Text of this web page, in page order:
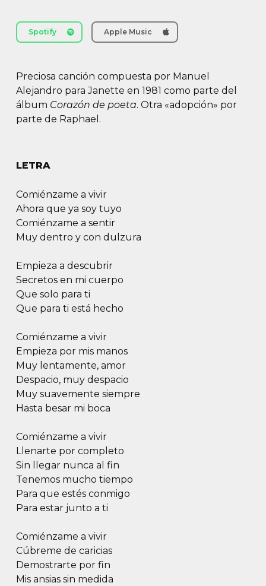
Preciosa canción compuesta por Manuel
Alejandro para Janette en 1981 como parte del
álbum Corazón de poeta. Otra «adopción» por
parte de Raphael.
LETRA
Comiénzame a vivir
Ahora que ya soy tuyo
Comiénzame a sentir
Muy dentro y con dulzura
Empieza a descubrir
Secretos en mi cuerpo
Que solo para ti
Que para ti está hecho
Comiénzame a vivir
Empieza por mis manos
Muy lentamente, amor
Despacio, muy despacio
Muy suavemente siempre
Hasta besar mi boca
Comiénzame a vivir
Llenarte por completo
Sin llegar nunca al fin
Tenemos mucho tiempo
Para que estés conmigo
Para estar junto a ti
Comiénzame a vivir
Cúbreme de caricias
Demostrarte por fin
Mis ansias sin medida
Spotify Apple Music